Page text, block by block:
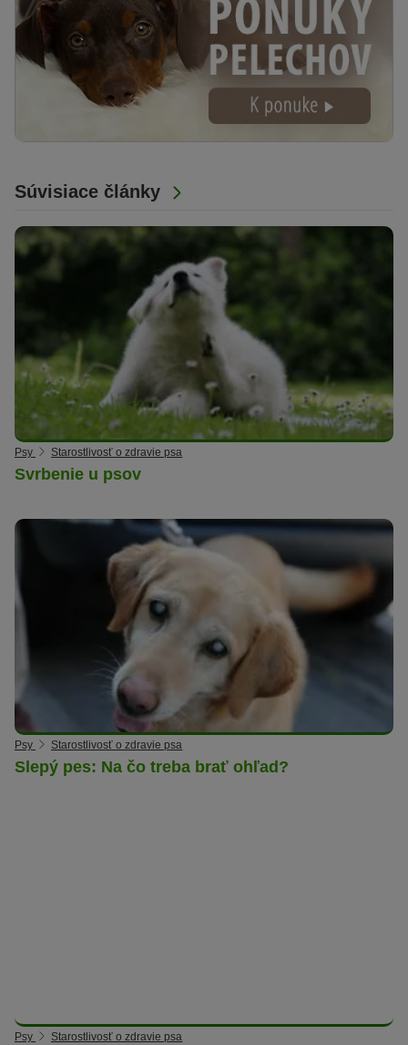
Súvisiace články
Psy Starostlivosť o zdravie psa
Svrbenie u psov
Psy Starostlivosť o zdravie psa
Slepý pes: Na čo treba brať ohľad?
Psy Starostlivosť o zdravie psa